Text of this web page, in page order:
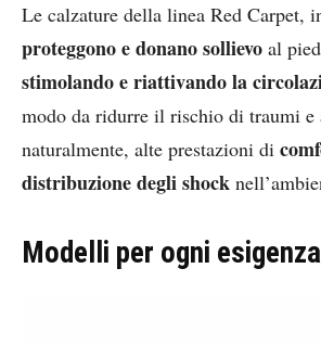
Le calzature della linea Red Carpet,
proteggono e donano sollievo al
stimolando e riattivando la
modo da ridurre il rischio di traumi e
naturalmente, alte prestazioni di
distribuzione degli shock
Modelli per ogni esigenza